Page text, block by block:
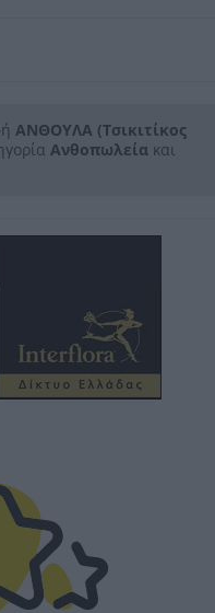
Α.)
την
ΑΝΘΟΥΛΑ (Τσικιτίκος
Ανθοπωλεία και